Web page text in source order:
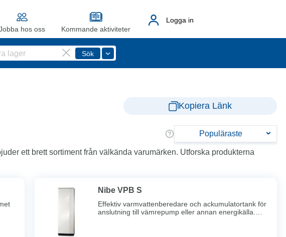
hos oss Kommande aktiviteter
Logga in
Kopiera Länk
Populäraste
ett brett sortiment från välkända varumärken. Utforska produkterna
Nibe VPB S
Effektiv varmvattenberedare och ackumulatortank för
anslutning till vämrepump eller annan energikälla.